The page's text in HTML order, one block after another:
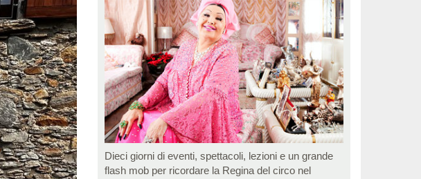
Dieci giorni di eventi, spettacoli, lezioni e un grande
flash mob per ricordare la Regina del circo nel